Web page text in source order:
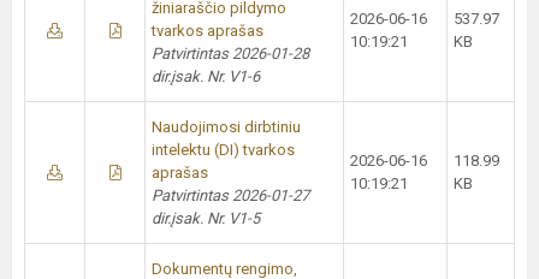
žiniaraščio pildymo
tvarkos aprašas
Patvirtintas 2026-01-28
dir.įsak. Nr. V1-6
2026-06-16
10:19:21
537.97
KB
Naudojimosi dirbtiniu
intelektu (DI) tvarkos
aprašas
Patvirtintas 2026-01-27
dir.įsak. Nr. V1-5
2026-06-16
10:19:21
118.99
KB
Dokumentų rengimo,